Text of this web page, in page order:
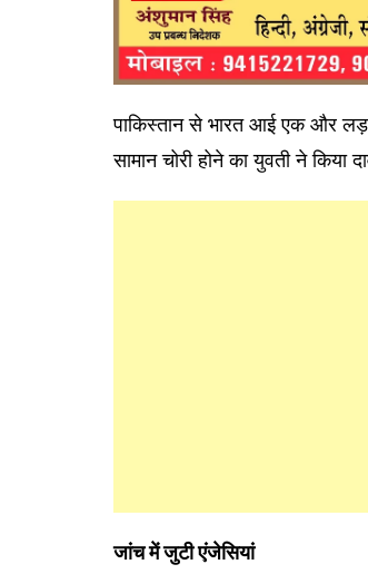
पाकिस्तान से भारत आई एक और
सामान चोरी होने का युवती ने किया
जांच में जुटी एंजेसियां